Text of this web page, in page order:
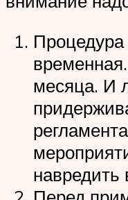
Процедура
месяца. И
навредить